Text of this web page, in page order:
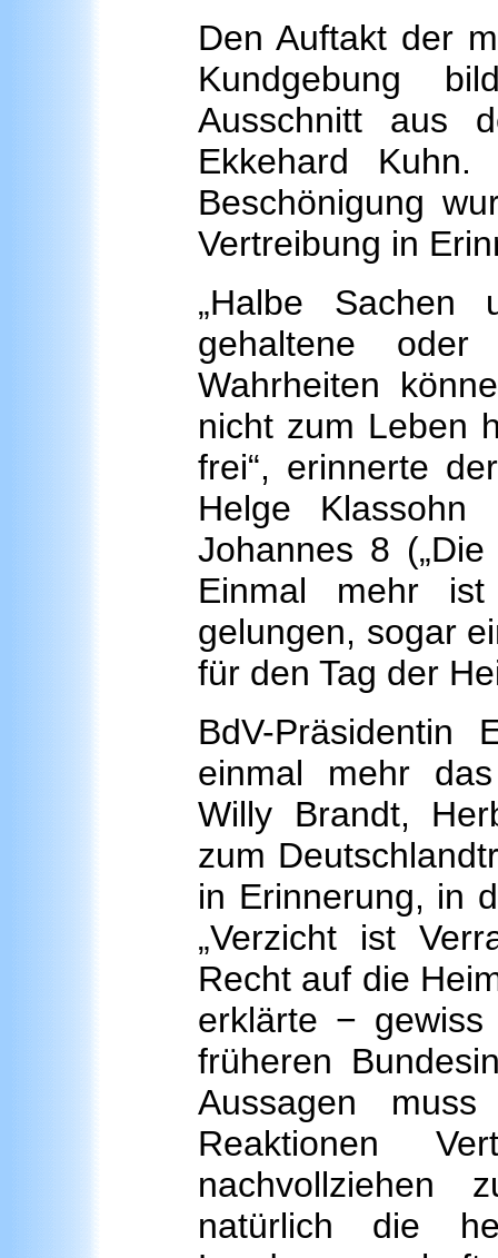
Den Auftakt der
Kundgebung
Ausschnitt aus
Ekkehard
Beschönigung
Vertreibung in
„Halbe Sachen
gehaltene
Wahrheiten
nicht zum Leben
frei“, erinnerte
Helge
Johannes 8
Einmal mehr
gelungen, sogar
für den Tag der
BdV-
einmal mehr
Willy Brandt,
zum
in Erinnerung, in
„Verzicht ist
Recht auf die
erklärte −
früheren
Aussagen
Reaktionen
nachvollziehen
natürlich die